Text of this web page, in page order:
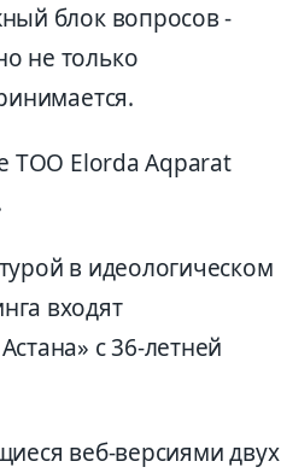
блок вопросов -
не только
ТОО Elorda Aqparat
в идеологическом
входят
с 36-летней
веб-версиями двух